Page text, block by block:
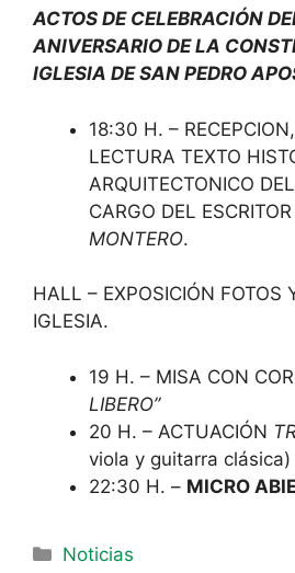
ACTOS DE CELEBRACIÓN
ANIVERSARIO DE LA
IGLESIA DE SAN PEDRO
18:30 H. –
LECTURA TEXTO
ARQUITECTONICO
CARGO DEL ESCRITOR
MONTERO.
HALL – EXPOSICIÓN FOTOS
IGLESIA.
19 H. – MISA CON
LIBERO”
20 H. – ACTUACIÓN
viola y guitarra clásica)
22:30 H. – MICRO
Noticias